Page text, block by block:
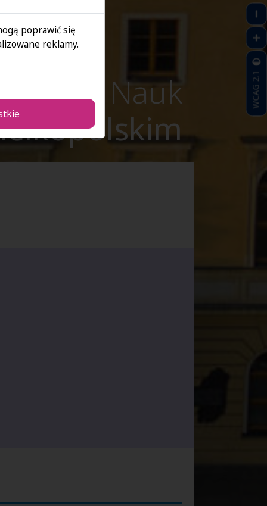
Nauk
WCAG 2.1
poprawić się
reklamy.